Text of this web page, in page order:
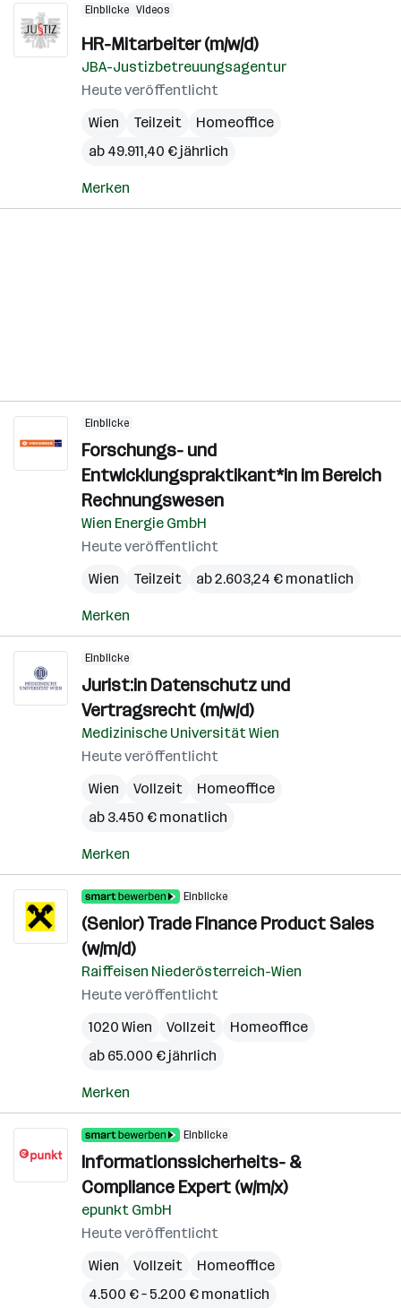
Einblicke Videos
HR-Mitarbeiter (m/w/d)
JBA-Justizbetreuungsagentur
Heute veröffentlicht
Wien
Teilzeit
Homeoffice
ab 49.911,40 € jährlich
Merken
Einblicke
Forschungs- und
Entwicklungspraktikant*in im Bereich
Rechnungswesen
Wien Energie GmbH
Heute veröffentlicht
Wien
Teilzeit ab 2.603,24 € monatlich
Merken
Einblicke
Jurist:in Datenschutz und
Vertragsrecht (m/w/d)
Medizinische Universität Wien
Heute veröffentlicht
Wien
Vollzeit
Homeoffice
ab 3.450 € monatlich
Merken
Einblicke
(Senior) Trade Finance Product Sales
(w/m/d)
Raiffeisen Niederösterreich-Wien
Heute veröffentlicht
1020 Wien
Vollzeit
Homeoffice
ab 65.000 € jährlich
Merken
Einblicke
Informationssicherheits- &
Compliance Expert (w/m/x)
epunkt GmbH
Heute veröffentlicht
Wien
Vollzeit
Homeoffice
4.500 € – 5.200 € monatlich